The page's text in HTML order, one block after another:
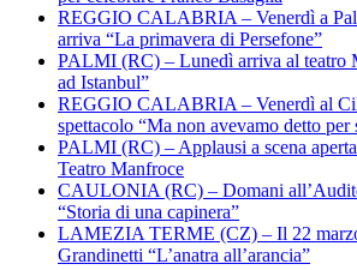
REGGIO CALABRIA – Venerdì a
arriva “La primavera di Persefone”
PALMI (RC) – Lunedì arriva al teatro
ad Istanbul”
REGGIO CALABRIA – Venerdì al
spettacolo “Ma non avevamo detto per
PALMI (RC) – Applausi a scena
Teatro Manfroce
CAULONIA (RC) – Domani
“Storia di una capinera”
LAMEZIA TERME (CZ) – Il 22
Grandinetti “L’anatra all’arancia”